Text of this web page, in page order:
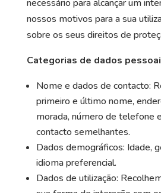
necessário para alcançar um
nossos motivos para a sua
sobre os seus direitos de
Categorias de dados
Nome e dados de contacto:
primeiro e último nome,
morada, número de telefone
contacto semelhantes.
Dados demográficos: Idade,
idioma preferencial.
Dados de utilização: